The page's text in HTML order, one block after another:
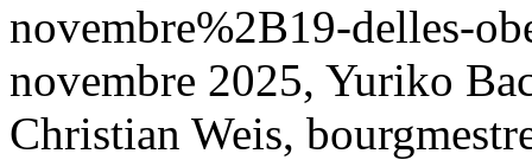
novembre%2B19-delles-
novembre 2025, Yuriko
Christian Weis,